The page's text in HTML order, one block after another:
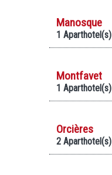
Manosque
1 Aparthotel(s)
Montfavet
1 Aparthotel(s)
Orcières
2 Aparthotel(s)